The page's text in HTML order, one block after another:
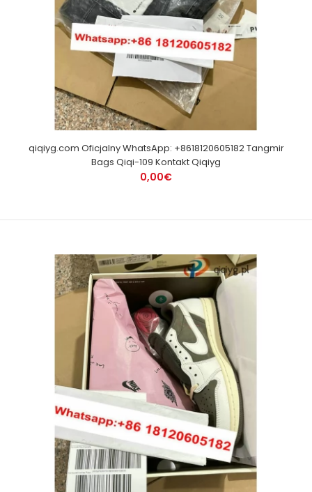
qiqiyg.com Oficjalny WhatsApp: +8618120605182 Tangmir
Bags Qiqi-109 Kontakt Qiqiyg
0,00€